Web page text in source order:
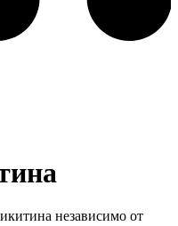
независимо от